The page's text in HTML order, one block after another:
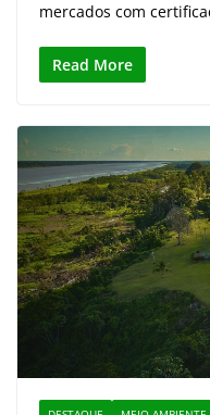
mercados com
Read More